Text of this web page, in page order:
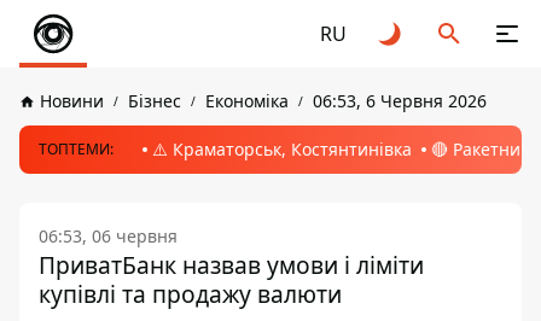
RU
Новини Бізнес Економіка 06:53, 6 Червня 2026
ТОПТЕМИ: ⚠️ Краматорськ, Костянтинівка 🔴 Ракетний
06:53, 06 червня
ПриватБанк назвав умови і ліміти
купівлі та продажу валюти